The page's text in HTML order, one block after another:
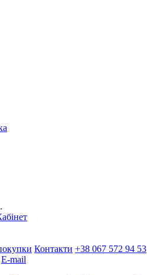
Контакти +38 067 572 94 53
E-mail